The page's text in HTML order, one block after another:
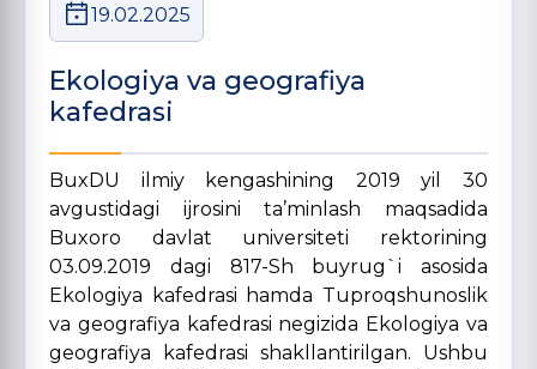
19.02.2025
Ekologiya va geografiya
kafedrasi
BuxDU ilmiy kengashining 2019 yil 30
avgustidagi ijrosini ta’minlash maqsadida
Buxoro davlat universiteti rektorining
03.09.2019 dagi 817-Sh buyrug`i asosida
Ekologiya kafedrasi hamda Tuproqshunoslik
va geografiya kafedrasi negizida Ekologiya va
geografiya kafedrasi shakllantirilgan. Ushbu